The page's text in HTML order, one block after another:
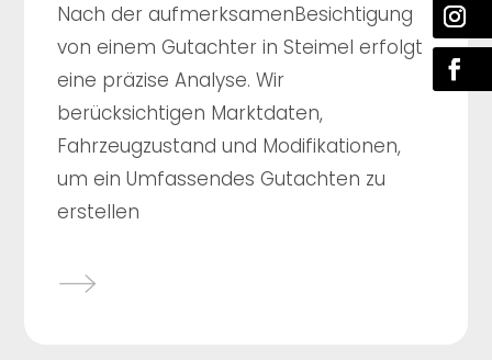
Nach der aufmerksamenBesichtigung
von einem Gutachter in Steimel erfolgt
eine präzise Analyse. Wir
berücksichtigen Marktdaten,
Fahrzeugzustand und Modifikationen,
um ein Umfassendes Gutachten zu
erstellen